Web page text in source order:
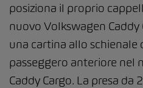
posiziona il proprio
nuovo Volkswagen Caddy
una cartina allo schienale
passeggero anteriore nel
Caddy Cargo. La presa da